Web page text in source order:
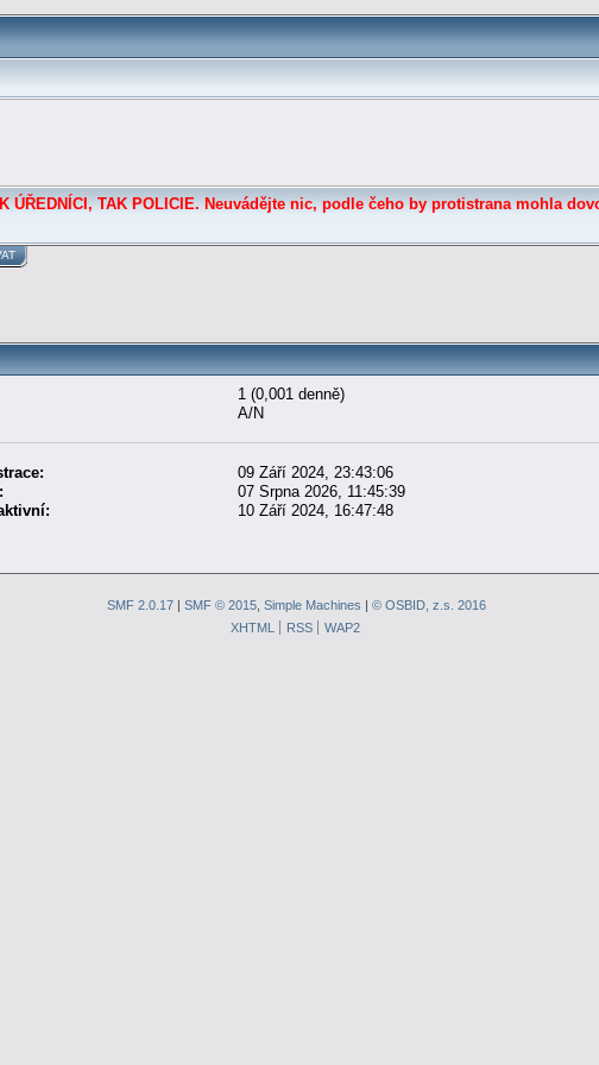
ÚŘEDNÍCI, TAK POLICIE. Neuvádějte nic, podle čeho by protistrana mohla
1 (0,001 denně)
A/N
09 Září 2024, 23:43:06
07 Srpna 2026, 11:45:39
10 Září 2024, 16:47:48
SMF 2.0.17| SMF © 2015, Simple Machines | © OSBID, z.s. 2016
XHTML
RSS WAP2